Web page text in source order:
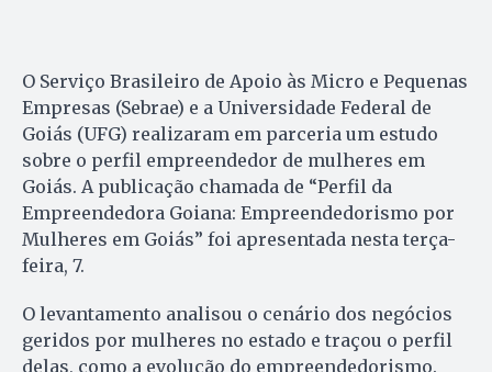
O Serviço Brasileiro de Apoio às Micro e Pequenas
Empresas (Sebrae) e a Universidade Federal de
Goiás (UFG) realizaram em parceria um estudo
sobre o perfil empreendedor de mulheres em
Goiás. A publicação chamada de “Perfil da
Empreendedora Goiana: Empreendedorismo por
Mulheres em Goiás” foi apresentada nesta terça-
feira, 7.
O levantamento analisou o cenário dos negócios
geridos por mulheres no estado e traçou o perfil
delas, como a evolução do empreendedorismo.